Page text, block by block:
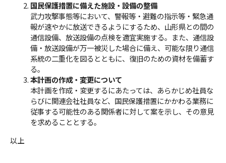
国民保護措置に備えた施設・設備の整備
武力攻撃事態等において、警報等・避難の指示等・緊急通
報が速やかに放送できるようにするため、山形県との間の
通信設備、放送設備の点検を適宜実施する。また、通信設
備・放送設備が万一被災した場合に備え、可能な限り通信
系統の二重化を図るとともに、復旧のための資材を備蓄す
る。
本計画の作成・変更について
本計画を作成・変更するにあたっては、あらかじめ社員な
らびに関連会社社員など、国民保護措置にかかわる業務に
従事する可能性のある関係者に対して案を示し、その意見
を求めることとする。
以上